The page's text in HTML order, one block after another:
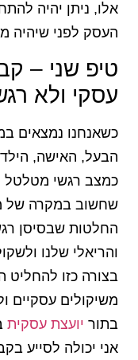
אלו, ניתן יהיה
העסק לפני שיהיה
טיפ שני –
עסקי ולא
כשאנחנו נמצאים
הבעל, האישה,
כמצב רגשי מטלטל
שחשוב במקרה של
החלטות שבסיסן
והריאלי שלנו
בצורה כזו להחליט
משיקולים עסקיים
בתור יועצת עסקית
אני יכולה לסייע